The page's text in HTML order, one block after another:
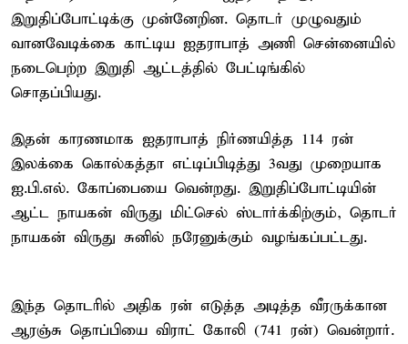
இறுதிப்போட்டிக்கு முன்னேறின. தொடர் முழுவதும்
வானவேடிக்கை காட்டிய ஐதராபாத் அணி சென்னையில்
நடைபெற்ற இறுதி ஆட்டத்தில் பேட்டிங்கில்
சொதப்பியது.
இதன் காரணமாக ஐதராபாத் நிர்ணயித்த 114 ரன்
இலக்கை கொல்கத்தா எட்டிப்பிடித்து 3வது முறையாக
ஐ.பி.எல். கோப்பையை வென்றது. இறுதிப்போட்டியின்
ஆட்ட நாயகன் விருது மிட்செல் ஸ்டார்க்கிற்கும், தொடர்
நாயகன் விருது சுனில் நரேனுக்கும் வழங்கப்பட்டது.
இந்த தொடரில் அதிக ரன் எடுத்த அடித்த வீரருக்கான
ஆரஞ்சு தொப்பியை விராட் கோலி (741 ரன்) வென்றார்.